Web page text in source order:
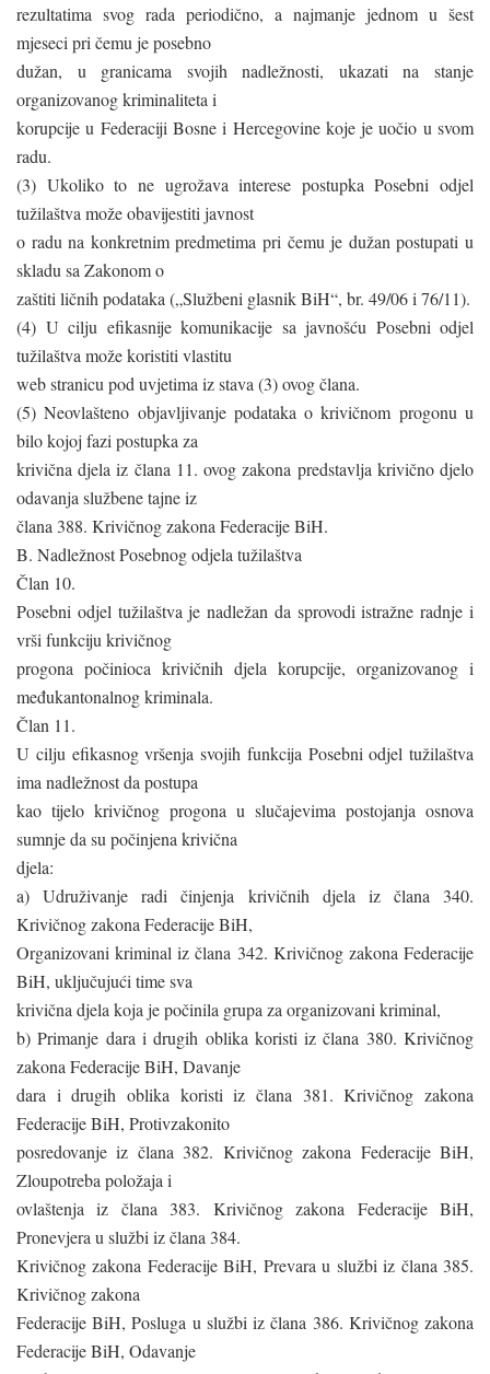
rezultatima svog rada periodično, a najmanje jednom u šest
mjeseci pri čemu je posebno
dužan, u granicama svojih nadležnosti, ukazati na stanje
organizovanog kriminaliteta i
korupcije u Federaciji Bosne i Hercegovine koje je uočio u svom
radu.
(3) Ukoliko to ne ugrožava interese postupka Posebni odjel
tužilaštva može obavijestiti javnost
o radu na konkretnim predmetima pri čemu je dužan postupati u
skladu sa Zakonom o
zaštiti ličnih podataka („Službeni glasnik BiH“, br. 49/06 i 76/11).
(4) U cilju efikasnije komunikacije sa javnošću Posebni odjel
tužilaštva može koristiti vlastitu
web stranicu pod uvjetima iz stava (3) ovog člana.
(5) Neovlašteno objavljivanje podataka o krivičnom progonu u
bilo kojoj fazi postupka za
krivična djela iz člana 11. ovog zakona predstavlja krivično djelo
odavanja službene tajne iz
člana 388. Krivičnog zakona Federacije BiH.
B. Nadležnost Posebnog odjela tužilaštva
Član 10.
Posebni odjel tužilaštva je nadležan da sprovodi istražne radnje i
vrši funkciju krivičnog
progona počinioca krivičnih djela korupcije, organizovanog i
međukantonalnog kriminala.
Član 11.
U cilju efikasnog vršenja svojih funkcija Posebni odjel tužilaštva
ima nadležnost da postupa
kao tijelo krivičnog progona u slučajevima postojanja osnova
sumnje da su počinjena krivična
djela:
a) Udruživanje radi činjenja krivičnih djela iz člana 340.
Krivičnog zakona Federacije BiH,
Organizovani kriminal iz člana 342. Krivičnog zakona Federacije
BiH, uključujući time sva
krivična djela koja je počinila grupa za organizovani kriminal,
b) Primanje dara i drugih oblika koristi iz člana 380. Krivičnog
zakona Federacije BiH, Davanje
dara i drugih oblika koristi iz člana 381. Krivičnog zakona
Federacije BiH, Protivzakonito
posredovanje iz člana 382. Krivičnog zakona Federacije BiH,
Zloupotreba položaja i
ovlaštenja iz člana 383. Krivičnog zakona Federacije BiH,
Pronevjera u službi iz člana 384.
Krivičnog zakona Federacije BiH, Prevara u službi iz člana 385.
Krivičnog zakona
Federacije BiH, Posluga u službi iz člana 386. Krivičnog zakona
Federacije BiH, Odavanje